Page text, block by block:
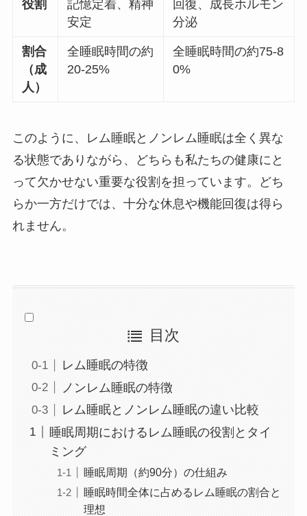
役割
記憶定着、精神
安定
回復、成長ホルモン
分泌
割合
（成
人）
全睡眠時間の約
20-25%
全睡眠時間の約75-8
0%
このように、レム睡眠とノンレム睡眠は全く異な
る状態でありながら、どちらも私たちの健康にと
って欠かせない重要な役割を担っています。どち
らか一方だけでは、十分な休息や機能回復は得ら
れません。
目次
レム睡眠の特徴
ノンレム睡眠の特徴
レム睡眠とノンレム睡眠の違い比較
睡眠周期におけるレム睡眠の役割とタイ
ミング
睡眠周期（約90分）の仕組み
睡眠時間全体に占めるレム睡眠の割合と
理想